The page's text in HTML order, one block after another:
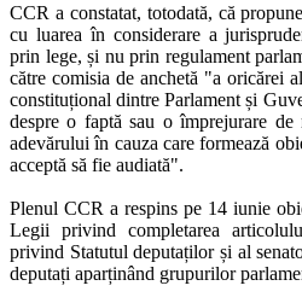
CCR a constatat, totodată, că
cu luarea în considerare a
prin lege, și nu prin regulament
către comisia de anchetă "a oricărei
constituțional dintre Parlament și
despre o faptă sau o împrejurare de
adevărului în cauza care formează
acceptă să fie audiată".
Plenul CCR a respins pe 14 iunie
Legii privind completarea
privind Statutul deputaților și al
deputați aparținând grupurilor